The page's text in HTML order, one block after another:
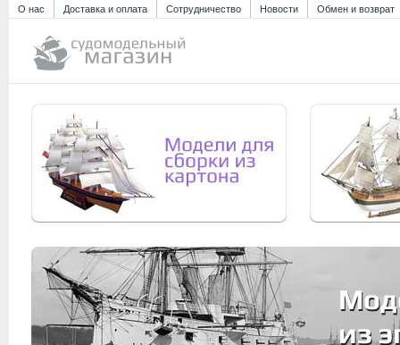
О нас Доставка и оплата Сотрудничество Новости Обмен и возврат